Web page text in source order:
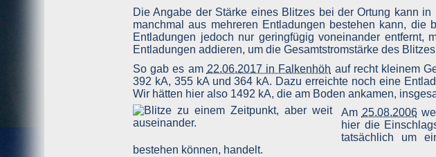
Die Angabe der Stärke eines Blitzes bei der Ortung kann
manchmal aus mehreren Entladungen bestehen kann,
Entladungen jedoch nur geringfügig voneinander entfernt,
Entladungen addieren, um die Gesamtstromstärke des
So gab es am 22.06.2017 in Falkenhöh auf recht kleinem
392 kA, 355 kA und 364 kA. Dazu erreichte noch eine
Wir hätten hier also 1492 kA, die am Boden ankamen,
Am 25.08.2006
hier die
tatsächlich um
bestehen können, handelt.